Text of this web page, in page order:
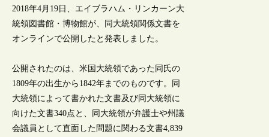
2018年4月19日、エイブラハム・リンカーン大
統領図書館・博物館が、同大統領関係文書を
オンラインで公開したと発表しました。
公開されたのは、米国大統領であった同氏の
1809年の出生から1842年までのものです。同
大統領によって書かれた文書及び同大統領に
向けた文書340点と、同大統領が弁護士や州議
会議員として直面した問題に関わる文書4,839